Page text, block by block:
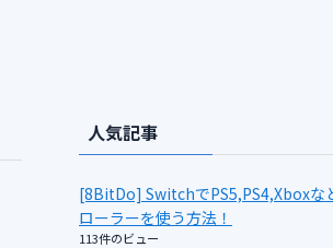
人気記事
[8BitDo] SwitchでPS5,PS4,Xboxな
ローラーを使う方法！
113件のビュー